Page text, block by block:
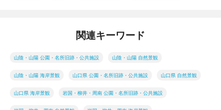
関連キーワード
山陰・山陽 公園・名所旧跡・公共施設 山陰・山陽 自然景観
山陰・山陽 海岸景観 山口県 公園・名所旧跡・公共施設 山口県 自然景観
山口県 海岸景観 岩国・柳井・周南 公園・名所旧跡・公共施設